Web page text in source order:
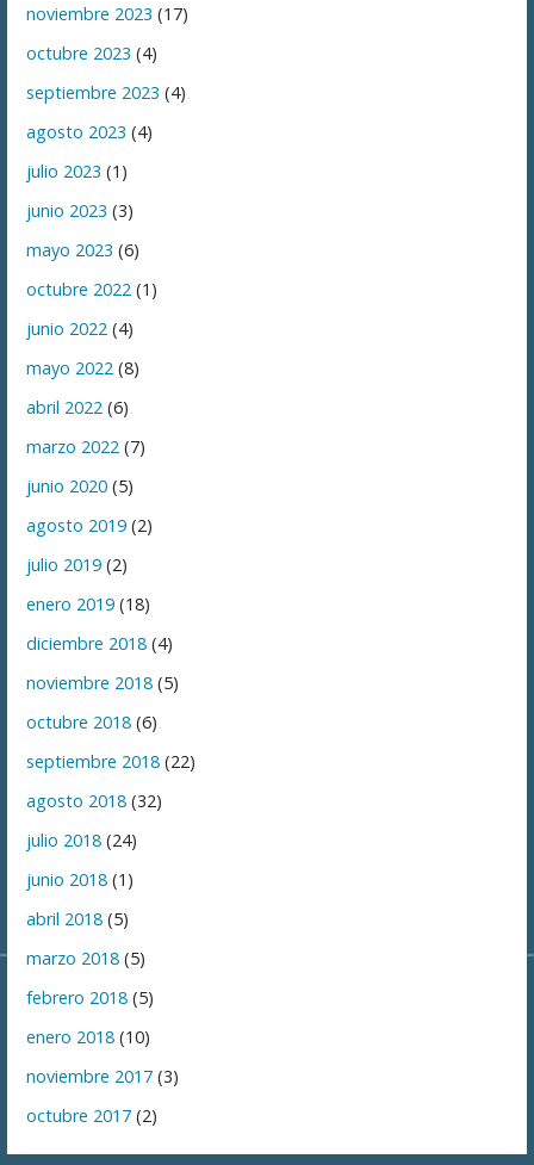
noviembre 2023 (17)
octubre 2023 (4)
septiembre 2023 (4)
agosto 2023 (4)
julio 2023 (1)
junio 2023 (3)
mayo 2023 (6)
octubre 2022 (1)
junio 2022 (4)
mayo 2022 (8)
abril 2022 (6)
marzo 2022 (7)
junio 2020 (5)
agosto 2019 (2)
julio 2019 (2)
enero 2019 (18)
diciembre 2018 (4)
noviembre 2018 (5)
octubre 2018 (6)
septiembre 2018 (22)
agosto 2018 (32)
julio 2018 (24)
junio 2018 (1)
abril 2018 (5)
marzo 2018 (5)
febrero 2018 (5)
enero 2018 (10)
noviembre 2017 (3)
octubre 2017 (2)